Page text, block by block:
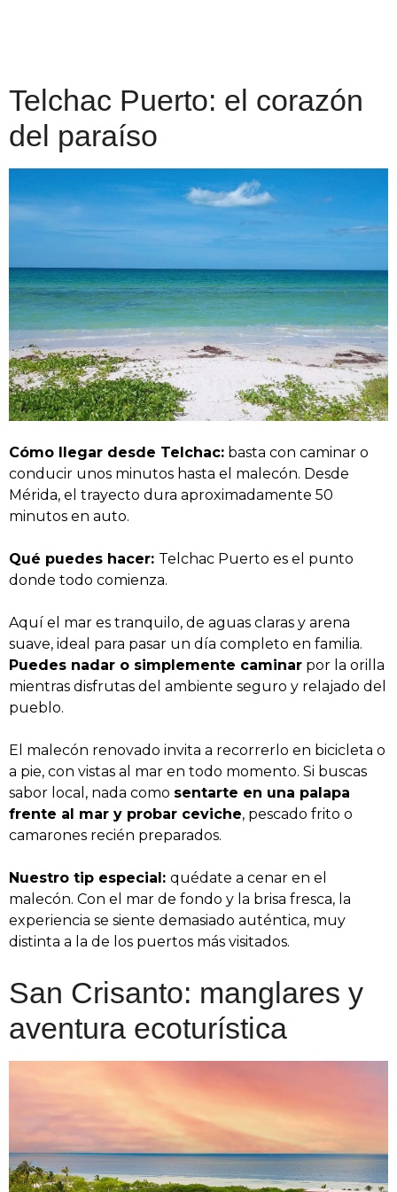
Telchac Puerto: el corazón
del paraíso
Cómo llegar desde Telchac: basta con caminar o
conducir unos minutos hasta el malecón. Desde
Mérida, el trayecto dura aproximadamente 50
minutos en auto.
Qué puedes hacer: Telchac Puerto es el punto
donde todo comienza.
Aquí el mar es tranquilo, de aguas claras y arena
suave, ideal para pasar un día completo en familia.
Puedes nadar o simplemente caminar por la orilla
mientras disfrutas del ambiente seguro y relajado del
pueblo.
El malecón renovado invita a recorrerlo en bicicleta o
a pie, con vistas al mar en todo momento. Si buscas
sabor local, nada como sentarte en una palapa
frente al mar y probar ceviche, pescado frito o
camarones recién preparados.
Nuestro tip especial: quédate a cenar en el
malecón. Con el mar de fondo y la brisa fresca, la
experiencia se siente demasiado auténtica, muy
distinta a la de los puertos más visitados.
San Crisanto: manglares y
aventura ecoturística